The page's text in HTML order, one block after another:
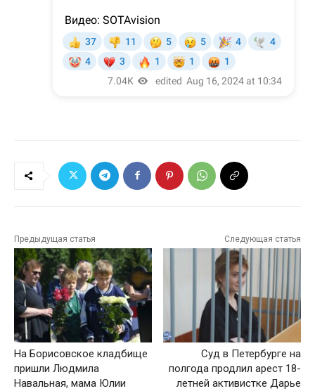
Предыдущая статья
На Борисовское кладбище
пришли Людмила
Навальная, мама Юлии
Следующая статья
Суд в Петербурге на
полгода продлил арест 18-
летней активистке Дарье